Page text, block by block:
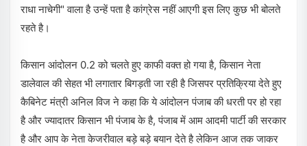
राधा नाचेगी" वाला है उन्हें पता है कांग्रेस नहीं आएगी इस लिए कुछ भी बोलते
रहते है।
किसान आंदोलन 0.2 को चलते हुए काफी वक्त हो गया है, किसान नेता
डालेवाल की सेहत भी लगातार बिगड़ती जा रही है जिसपर प्रतिक्रिया देते हुए
कैबिनेट मंत्री अनिल विज ने कहा कि ये आंदोलन पंजाब की धरती पर हो रहा
है और ज्यादातर किसान भी पंजाब के है, पंजाब में आम आदमी पार्टी की सरकार
है और आप के नेता केजरीवाल बड़े बड़े बयान देते है लेकिन आज तक जाकर